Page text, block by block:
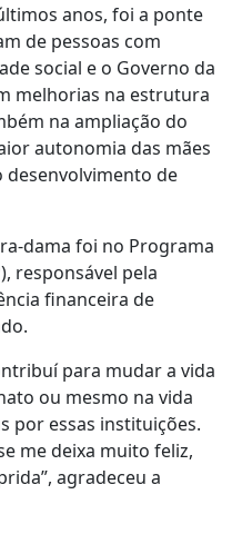
anos, foi a ponte
de pessoas com
social e o Governo da
melhorias na estrutura
na ampliação do
autonomia das mães
desenvolvimento de
dama foi no Programa
responsável pela
financeira de
para mudar a vida
ou mesmo na vida
por essas instituições.
me deixa muito feliz,
agradeceu a